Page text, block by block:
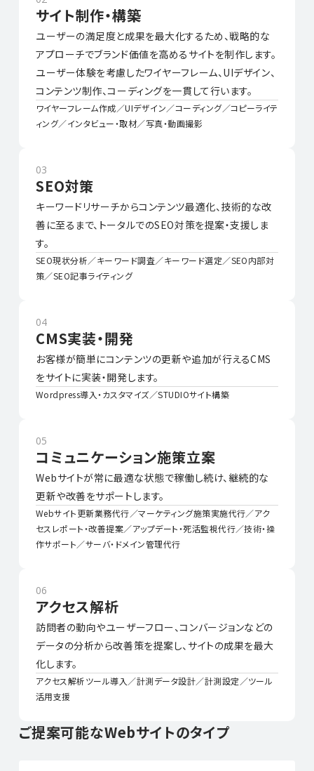
サイト制作・構築
ユーザーの満足度と成果を最大化するため、戦略的な
アプローチでブランド価値を高めるサイトを制作します。
ユーザー体験を考慮したワイヤーフレーム、UIデザイン、
コンテンツ制作、コーディングを一貫して行います。
ワイヤーフレーム作成／UIデザイン／コーディング／コピーライテ
ィング／インタビュー・取材／写真・動画撮影
03
SEO対策
キーワードリサーチからコンテンツ最適化、技術的な改
善に至るまで、トータルでのSEO対策を提案・支援しま
す。
SEO現状分析／キーワード調査／キーワード選定／SEO内部対
策／SEO記事ライティング
04
CMS実装・開発
お客様が簡単にコンテンツの更新や追加が行えるCMS
をサイトに実装・開発します。
Wordpress導入・カスタマイズ／STUDIOサイト構築
05
コミュニケーション施策立案
Webサイトが常に最適な状態で稼働し続け、継続的な
更新や改善をサポートします。
Webサイト更新業務代行／マーケティング施策実施代行／アク
セスレポート・改善提案／アップデート・死活監視代行／技術・操
作サポート／サーバ・ドメイン管理代行
06
アクセス解析
訪問者の動向やユーザーフロー、コンバージョンなどの
データの分析から改善策を提案し、サイトの成果を最大
化します。
アクセス解析ツール導入／計測データ設計／計測設定／ツール
活用支援
ご提案可能なWebサイトのタイプ